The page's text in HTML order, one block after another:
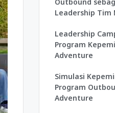
Leadership Tim
Leadership
Program
Adventure
Simulasi
Program
Adventure